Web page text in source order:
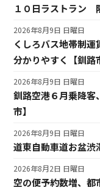
１０日ラストラン
くしろバス地帯制
分かりやすく【釧路
2026年8月9日 日曜日
釧路空港６月乗降客
市】
2026年8月9日 日曜日
道東自動車道お盆
2026年8月9日 日曜日
空の便予約数増、
2026年8月2日 日曜日